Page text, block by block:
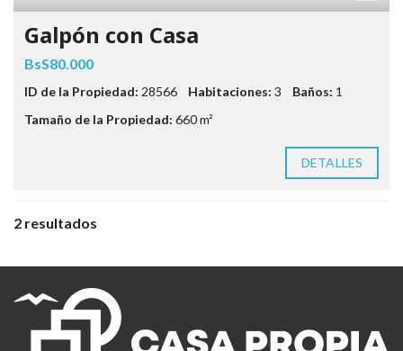
Galpón con Casa
BsS80.000
ID de la Propiedad: 28566 Habitaciones: 3 Baños: 1
Tamaño de la Propiedad: 660 m²
DETALLES
2 resultados